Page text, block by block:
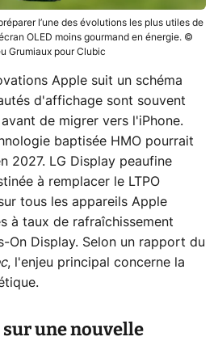
l’une des évolutions les plus utiles de
OLED moins gourmand en énergie. ©
Grumiaux pour Clubic
Apple suit un schéma
d'affichage sont souvent
de migrer vers l'iPhone.
baptisée HMO pourrait
2027. LG Display peaufine
à remplacer le LTPO
tous les appareils Apple
à taux de rafraîchissement
On Display. Selon un rapport du
, l'enjeu principal concerne la
sur une nouvelle